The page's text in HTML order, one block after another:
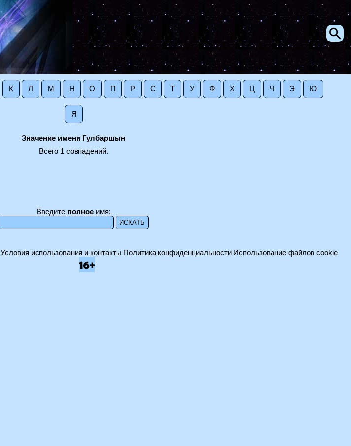
К Л М Н О П Р С Т У Ф Х Ц Ч Э Ю
Я
Значение имени Гулбаршын
Всего 1 совпадений.
Введите полное имя:
Условия использования и контакты Политика конфиденциальности Использование файлов cookie